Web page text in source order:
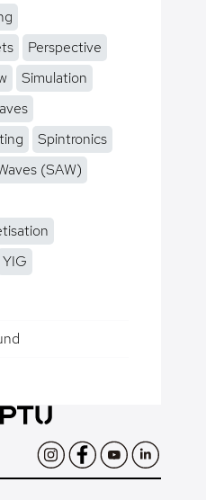
Perspective
Simulation
Spintronics
(SAW)
YIG